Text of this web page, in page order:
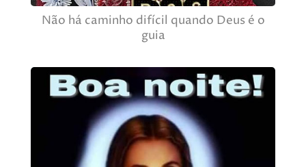
Não há caminho difícil quando Deus é o
guia